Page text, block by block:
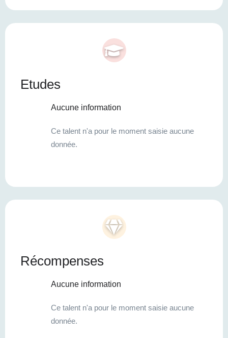
Etudes
Aucune information
Ce talent n'a pour le moment saisie aucune
donnée.
Récompenses
Aucune information
Ce talent n'a pour le moment saisie aucune
donnée.